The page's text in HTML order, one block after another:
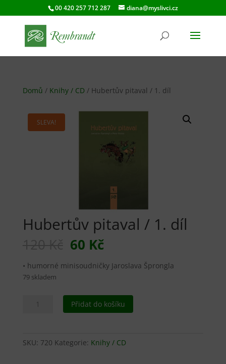
00 420 257 712 287 diana@myslivci.cz
Domů / Knihy / CD / Hubertův pitaval / 1. díl
SLEVA!
Hubertův pitaval / 1. díl
Původní
cena
byla:
60 KčAktuální
je:
• humorné minisoudničky Jaroslava Šprongla
79 skladem
Hubertův
díl
Přidat do košíku
SKU: 720 Kategorie: Knihy / CD